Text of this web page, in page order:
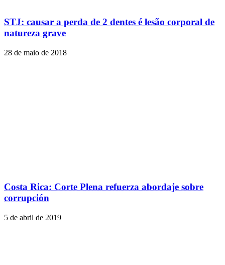
STJ: causar a perda de 2 dentes é lesão corporal de
natureza grave
28 de maio de 2018
Costa Rica: Corte Plena refuerza abordaje sobre
corrupción
5 de abril de 2019